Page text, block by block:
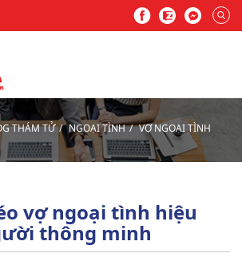
THÁM TỬ NGOẠI TÌNH VỢ NGOẠI TÌNH
vợ ngoại tình hiệu
thông minh